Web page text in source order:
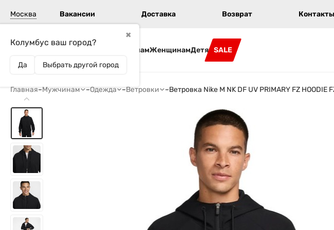
Москва
✖
Колумбус ваш город?
Да Выбрать другой город
Вакансии Доставка Возврат Контакты
МужчинамЖенщинамДетям SALE
Главная–Мужчинам –Одежда –Ветровки –Ветровка Nike M NK DF UV PRIMARY FZ